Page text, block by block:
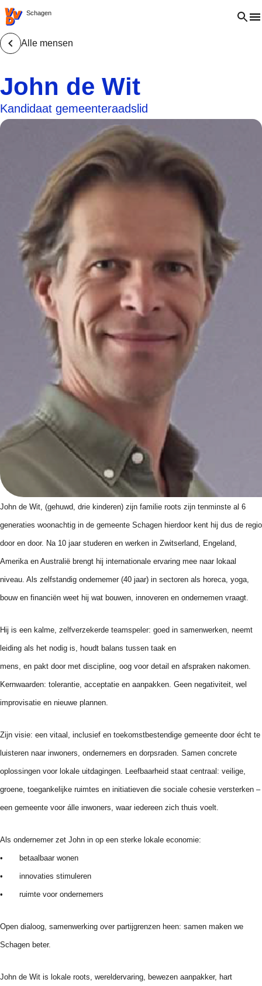
VVD.nl - Ga naar de homepage
Schagen Open
Alle mensen
John de Wit
Kandidaat gemeenteraadslid
John de Wit, (gehuwd, drie kinderen) zijn familie roots zijn tenminste al 6
generaties woonachtig in de gemeente Schagen hierdoor kent hij dus de regio
door en door. Na 10 jaar studeren en werken in Zwitserland, Engeland,
Amerika en Australië brengt hij internationale ervaring mee naar lokaal
niveau. Als zelfstandig ondernemer (40 jaar) in sectoren als horeca, yoga,
bouw en financiën weet hij wat bouwen, innoveren en ondernemen vraagt.
Hij is een kalme, zelfverzekerde teamspeler: goed in samenwerken, neemt
leiding als het nodig is, houdt balans tussen taak en
mens, en pakt door met discipline, oog voor detail en afspraken nakomen.
Kernwaarden: tolerantie, acceptatie en aanpakken. Geen negativiteit, wel
improvisatie en nieuwe plannen.
Zijn visie: een vitaal, inclusief en toekomstbestendige gemeente door écht te
luisteren naar inwoners, ondernemers en dorpsraden. Samen concrete
oplossingen voor lokale uitdagingen. Leefbaarheid staat centraal: veilige,
groene, toegankelijke ruimtes en initiatieven die sociale cohesie versterken –
een gemeente voor álle inwoners, waar iedereen zich thuis voelt.
Als ondernemer zet John in op een sterke lokale economie:
• betaalbaar wonen
• innovaties stimuleren
• ruimte voor ondernemers
Open dialoog, samenwerking over partijgrenzen heen: samen maken we
Schagen beter.
John de Wit is lokale roots, wereldervaring, bewezen aanpakker, hart